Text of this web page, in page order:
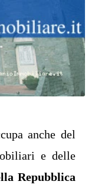
anche del
e delle
Repubblica